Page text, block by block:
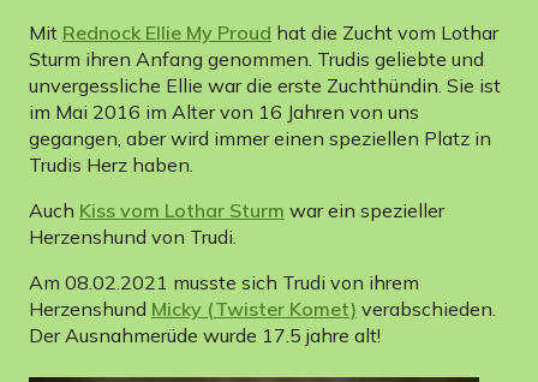
Mit Rednock Ellie My Proud hat die Zucht vom Lothar
Sturm ihren Anfang genommen. Trudis geliebte und
unvergessliche Ellie war die erste Zuchthündin. Sie ist
im Mai 2016 im Alter von 16 Jahren von uns
gegangen, aber wird immer einen speziellen Platz in
Trudis Herz haben.
Auch Kiss vom Lothar Sturm war ein spezieller
Herzenshund von Trudi.
Am 08.02.2021 musste sich Trudi von ihrem
Herzenshund Micky (Twister Komet) verabschieden.
Der Ausnahmerüde wurde 17.5 jahre alt!